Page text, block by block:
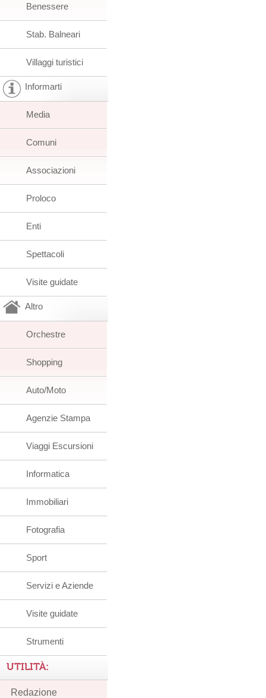
Benessere
Stab. Balneari
Villaggi turistici
Informarti
Media
Comuni
Associazioni
Proloco
Enti
Spettacoli
Visite guidate
Altro
Orchestre
Shopping
Auto/Moto
Agenzie Stampa
Viaggi Escursioni
Informatica
Immobiliari
Fotografia
Sport
Servizi e Aziende
Visite guidate
Strumenti
UTILITÀ:
Redazione